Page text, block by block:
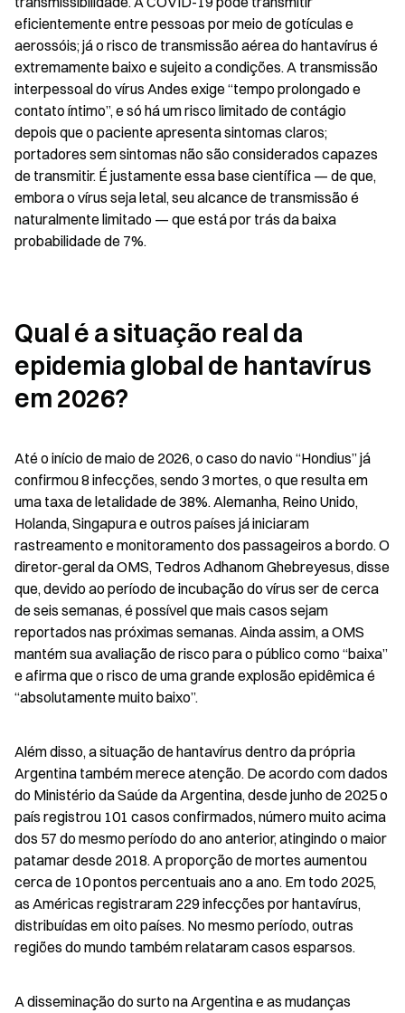
eficientemente entre pessoas por meio de gotículas e
aerossóis; já o risco de transmissão aérea do hantavírus é
extremamente baixo e sujeito a condições. A transmissão
interpessoal do vírus Andes exige “tempo prolongado e
contato íntimo”, e só há um risco limitado de contágio
depois que o paciente apresenta sintomas claros;
portadores sem sintomas não são considerados capazes
de transmitir. É justamente essa base científica — de que,
embora o vírus seja letal, seu alcance de transmissão é
naturalmente limitado — que está por trás da baixa
probabilidade de 7%.
Qual é a situação real da
epidemia global de hantavírus
em 2026?
Até o início de maio de 2026, o caso do navio “Hondius” já
confirmou 8 infecções, sendo 3 mortes, o que resulta em
uma taxa de letalidade de 38%. Alemanha, Reino Unido,
Holanda, Singapura e outros países já iniciaram
rastreamento e monitoramento dos passageiros a bordo. O
diretor-geral da OMS, Tedros Adhanom Ghebreyesus, disse
que, devido ao período de incubação do vírus ser de cerca
de seis semanas, é possível que mais casos sejam
reportados nas próximas semanas. Ainda assim, a OMS
mantém sua avaliação de risco para o público como “baixa”
e afirma que o risco de uma grande explosão epidêmica é
“absolutamente muito baixo”.
Além disso, a situação de hantavírus dentro da própria
Argentina também merece atenção. De acordo com dados
do Ministério da Saúde da Argentina, desde junho de 2025 o
país registrou 101 casos confirmados, número muito acima
dos 57 do mesmo período do ano anterior, atingindo o maior
patamar desde 2018. A proporção de mortes aumentou
cerca de 10 pontos percentuais ano a ano. Em todo 2025,
as Américas registraram 229 infecções por hantavírus,
distribuídas em oito países. No mesmo período, outras
regiões do mundo também relataram casos esparsos.
A disseminação do surto na Argentina e as mudanças